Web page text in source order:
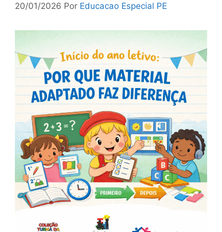
20/01/2026 Por Educacao Especial PE